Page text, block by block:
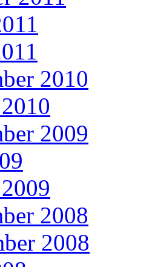
2010
2009
2008
2008